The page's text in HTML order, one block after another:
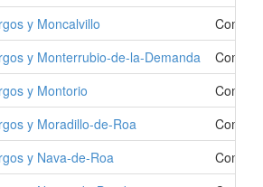
y Moncalvillo
Como
y Monterrubio-de-la-Demanda
Como
y Montorio
Como
y Moradillo-de-Roa
Como
y Nava-de-Roa
Como